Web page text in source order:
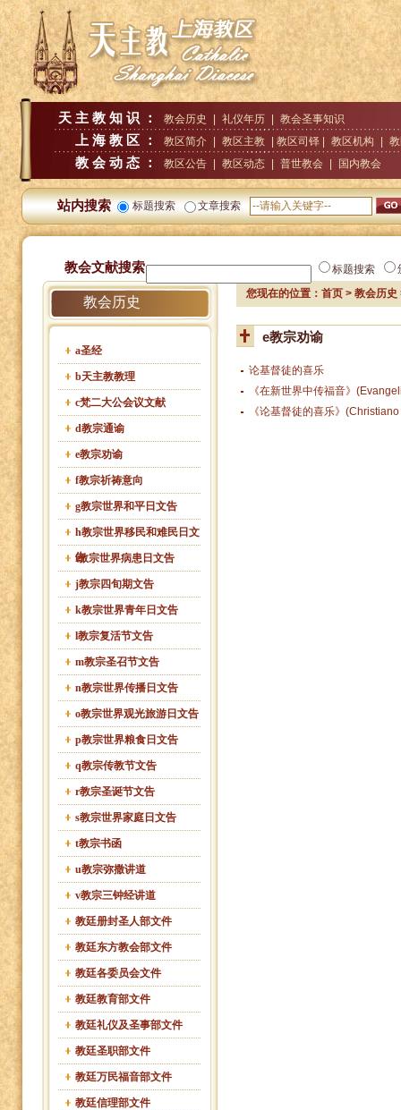
天主教知识： 教会历史 礼仪年历 教会圣事知识
上海教区： 教区简介 教区主教 | 教区司铎 | 教区机构
教会动态： 教区公告 教区动态 普世教会 国内教会
站内搜索 标题搜索 文章搜索
教会文献搜索 标题搜索
教会历史
a圣经
b天主教教理
c梵二大公会议文献
d教宗通谕
e教宗劝谕
f教宗祈祷意向
g教宗世界和平日文告
h教宗世界移民和难民日文
告
i教宗世界病患日文告
j教宗四旬期文告
k教宗世界青年日文告
l教宗复活节文告
m教宗圣召节文告
n教宗世界传播日文告
o教宗世界观光旅游日文告
p教宗世界粮食日文告
q教宗传教节文告
r教宗圣诞节文告
s教宗世界家庭日文告
t教宗书函
u教宗弥撒讲道
v教宗三钟经讲道
教廷册封圣人部文件
教廷东方教会部文件
教廷各委员会文件
教廷教育部文件
教廷礼仪及圣事部文件
教廷圣职部文件
教廷万民福音部文件
教廷信理部文件
您现在的位置：首页 >教会历史
e教宗劝谕
论基督徒的喜乐
《在新世界中传福音》
《论基督徒的喜乐》